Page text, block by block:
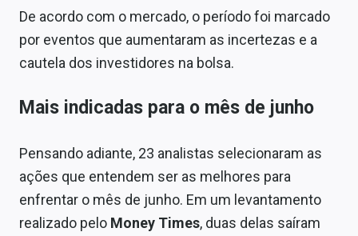
De acordo com o mercado, o período foi marcado
por eventos que aumentaram as incertezas e a
cautela dos investidores na bolsa.
Mais indicadas para o mês de junho
Pensando adiante, 23 analistas selecionaram as
ações que entendem ser as melhores para
enfrentar o mês de junho. Em um levantamento
realizado pelo Money Times, duas delas saíram